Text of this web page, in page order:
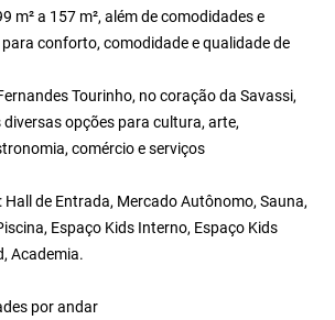
m² a 157 m², além de comodidades e
conforto, comodidade e qualidade de
Tourinho, no coração da Savassi,
diversas opções para cultura, arte,
comércio e serviços
Hall de Entrada, Mercado Autônomo, Sauna,
Espaço Kids Interno, Espaço Kids
Academia.
por andar